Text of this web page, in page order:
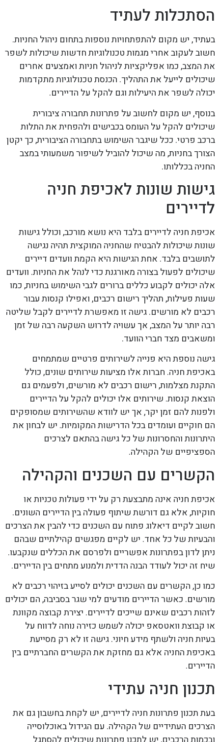
הסתכלות לעתיד
בעתיד, יש מקום להתפתחויות נוספות בתחום ניהול החניות.
חשוב לעקוב אחרי מגמות טכנולוגיות חדשות שיכולות לשפר
את המצב, כמו אפליקציות לניהול חניות ואמצעים אחרים
שיכולים לייעל את התהליך. הכנסת טכנולוגיות מתקדמות
יכולה לשפר את היעילות וגם להקל על הדיירים.
בנוסף, יש מקום לחשוב על פתרונות תחבורה ציבורית
שיכולים להקל על העומס בכבישים ולהפחית את התלות
ברכב פרטי. ככל שיגבר השימוש בתחבורה הציבורית, כך יקטן
הצורך בחניות, מה שיכול להוביל לשיפור משמעותי במצב
החניה בכללותו.
גישות שונות לאכיפת חניה
לדיירים
אכיפת חניה לדיירים בלבד היא נושא מורכב, וכולל גישות
שונות שיכולות להבטיח שהחניה המוקצית תהיה נגישה
לתושבים בלבד. אחת הגישות היא הקמת וועדים דיירים
שיכולים לפעול בצורה מאורגנת כדי לנהל את החניות. וועדים
אלה יכולים לקבוע כללים ברורים לגבי השימוש בחניות, כמו
שעות פעילות, תהליך רישום רכבים, ואפילו קנסות עבור
רכבים לא מורשים. גישה זו מאפשרת לדיירים לקבל שליטה
רבה יותר על המצב, אך עשויה לדרוש השקעה רבה של זמן
ומשאבים מצד חברי הוועד.
גישה נוספת היא פנייה לשירותים פרטיים שמתמחים
באכיפת חניה. חברות אלו מציעות שירותים שונים, כולל
התקנת מצלמות, רישום רכבים לא מורשים, ולפעמים גם
הוצאת קנסות. שירותים אלו יכולים להקל על הדיירים
ולפנות להם זמן יקר, אך יש לוודא שהשירותים שמסופקים
הם חוקיים ועומדים בכל הדרישות המקומיות. יש לבחון את
היתרונות והחסרונות של כל גישה בהתאם לצרכים
הספציפיים של הקהילה.
הקשרים עם השכנים והקהילה
אכיפת חניה אינה מתבצעת רק על ידי פעולות טכניות או
חוקיות, אלא גם דורשת שיתוף פעולה בין הדיירים השונים.
חשוב לקיים דיאלוג פתוח עם השכנים כדי להבין את הצרכים
והבעיות של כל אחד. יש לקיים מפגשים קהילתיים שבהם
ניתן לדון בפתרונות אפשריים ולפרסם את הכללים שנקבעו.
שיח זה יכול לעודד הבנה הדדית ולמנוע מתחים בין הדיירים.
כמו כן, הקשרים עם השכנים יכולים לסייע בזיהוי רכבים לא
מורשים. כאשר הדיירים מודעים למי שגר בסביבה, הם יכולים
לזהות רכבים שאינם שייכים לדיירים. יצירת קבוצה מקוונת
או קבוצת וואטסאפ יכולה לשמש כזירה נוחה לדווח על
בעיות חניה ולשתף מידע חיוני. גישה זו לא רק מסייעת
באכיפת החניה אלא גם מחזקת את הקשרים החברתיים בין
הדיירים.
תכנון חניה עתידי
בעת תכנון פתרונות חניה לדיירים, יש לקחת בחשבון גם את
הצרכים העתידיים של הקהילה. עם הגידול באוכלוסייה